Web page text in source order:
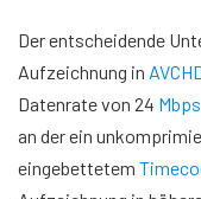
Der entscheidende
Aufzeichnung in
Datenrate von 24 Mbps
an der ein
eingebettetem